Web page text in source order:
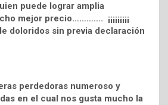
puede lograr amplia
mejor precio…………. ¡¡¡¡¡¡¡¡¡
doloridos sin previa declaración
perdedoras numeroso y
en el cual nos gusta mucho la